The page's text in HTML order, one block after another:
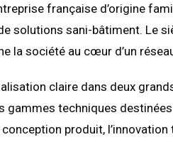
française d’origine
solutions sani-bâtiment. Le
la société au cœur d’un
claire dans deux
gammes techniques
produit,